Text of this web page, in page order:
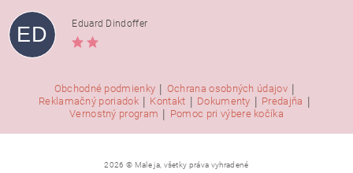
ED Eduard Dindoffer
Obchodné podmienky | Ochrana osobných údajov |
Reklamačný poriadok | Kontakt | Dokumenty | Predajňa |
Vernostný program | Pomoc pri výbere kočíka
2026 © Male ja, všetky práva vyhradené